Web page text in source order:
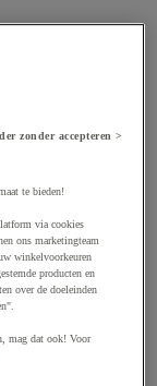
zonder accepteren >
te bieden!
via cookies
ons marketingteam
winkelvoorkeuren
producten en
over de doeleinden
mag dat ook! Voor